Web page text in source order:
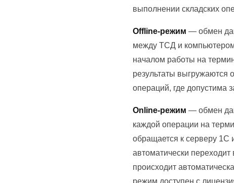
выполнении складских
Offline-режим — обмен
между ТСД и компьютером
началом работы на
результаты
операций, где допустима
Online-режим — обмен
каждой операции на
обращается к серверу 1С
автоматически
происходит
режим доступен с